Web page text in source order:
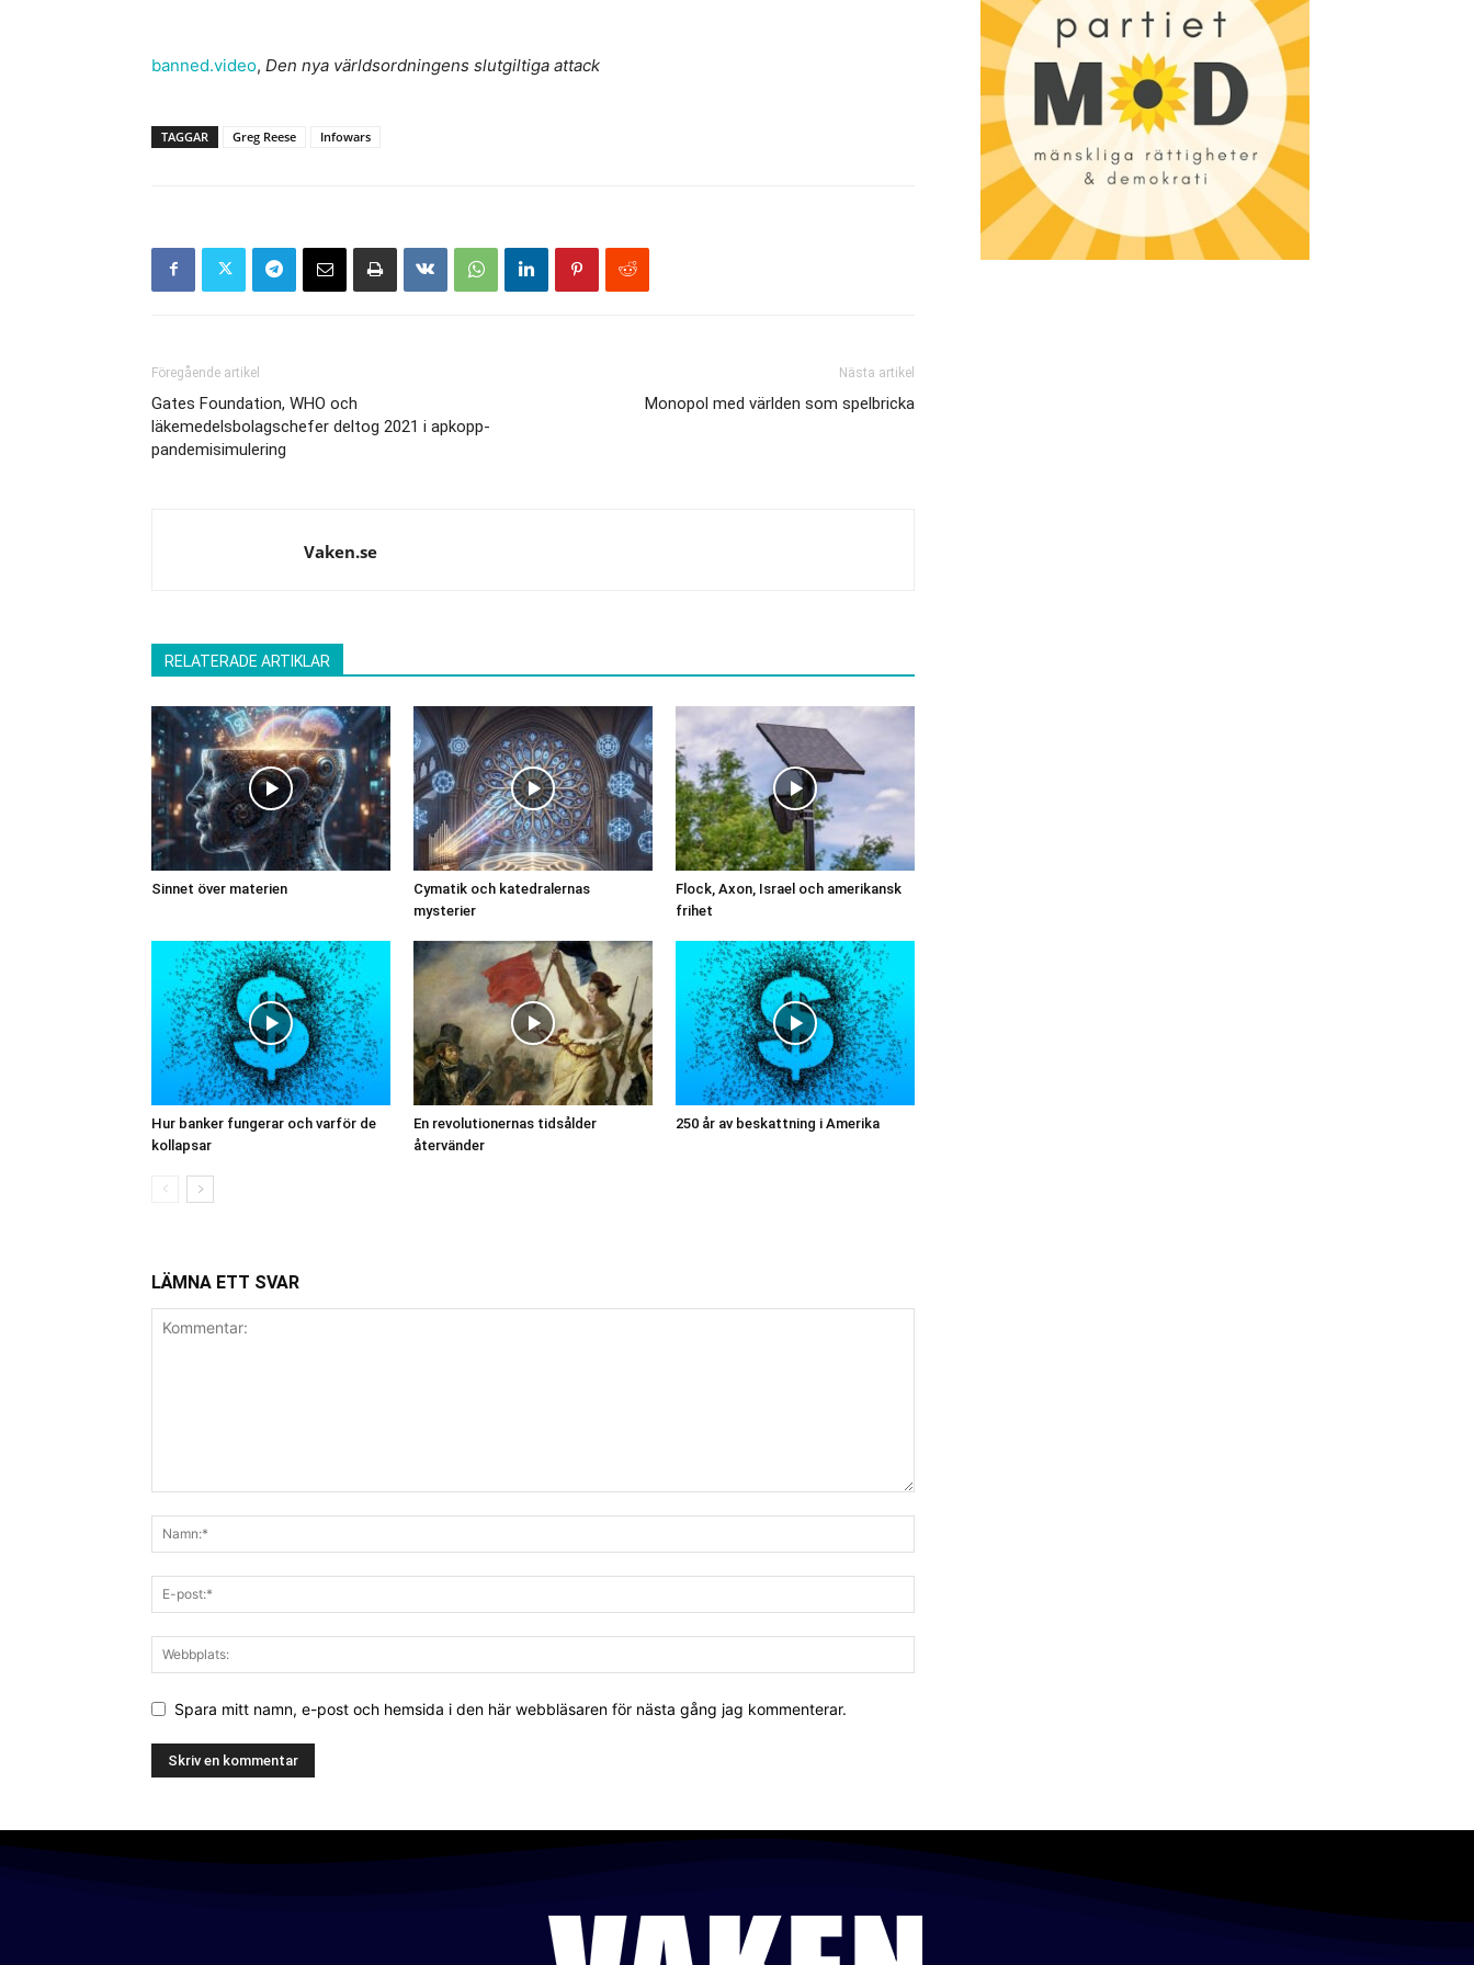
banned.video, Den nya världsordningens slutgiltiga attack
TAGGAR Greg Reese Infowars
Föregående artikel
Gates Foundation, WHO och
läkemedelsbolagschefer deltog 2021 i apkopp-
pandemisimulering
Nästa artikel
Monopol med världen som spelbricka
Vaken.se
RELATERADE ARTIKLAR
Sinnet över materien
Cymatik och katedralernas
mysterier
Flock, Axon, Israel och amerikansk
frihet
Hur banker fungerar och varför de
kollapsar
En revolutionernas tidsålder
återvänder
250 år av beskattning i Amerika
LÄMNA ETT SVAR
Spara mitt namn, e-post och hemsida i den här webbläsaren för nästa gång jag kommenterar.